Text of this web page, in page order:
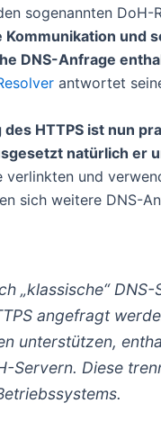
sogenannten DoH-
und
DNS-Anfrage
antwortet
HTTPS ist nun
natürlich er
und
sich weitere DNS-
„klassische“
angefragt
unterstützen,
Servern. Diese